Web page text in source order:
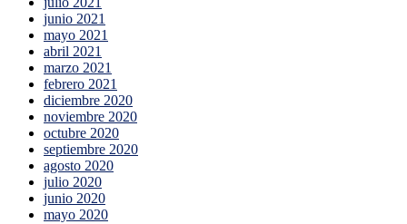
junio 2021
mayo 2021
abril 2021
marzo 2021
febrero 2021
diciembre 2020
noviembre 2020
octubre 2020
septiembre 2020
agosto 2020
julio 2020
junio 2020
mayo 2020